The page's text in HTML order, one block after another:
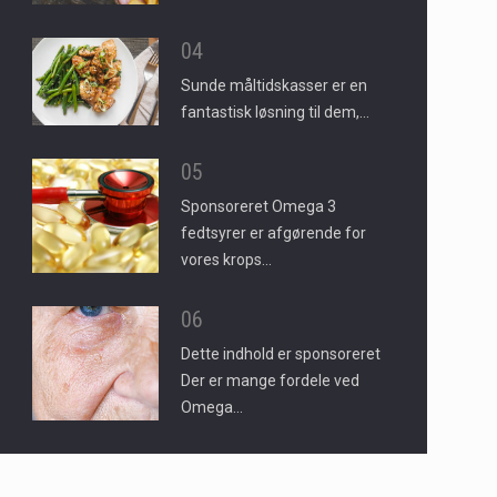
04
Sunde måltidskasser er en
fantastisk løsning til dem,…
05
Sponsoreret Omega 3
fedtsyrer er afgørende for
vores krops…
06
Dette indhold er sponsoreret
Der er mange fordele ved
Omega…